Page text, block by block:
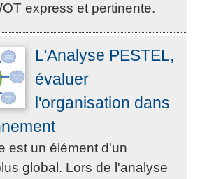
express et pertinente.
L'Analyse PESTEL,
évaluer
l'organisation dans
est un élément d'un
global. Lors de l'analyse